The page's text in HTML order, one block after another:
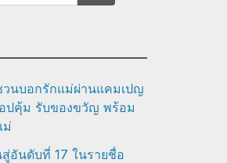
นบอกรักแม่ผ่านแคมเปญ
ปคุ้ม รับของขวัญ พร้อม
ม่
อันดับที่ 17 ในรายชื่อ